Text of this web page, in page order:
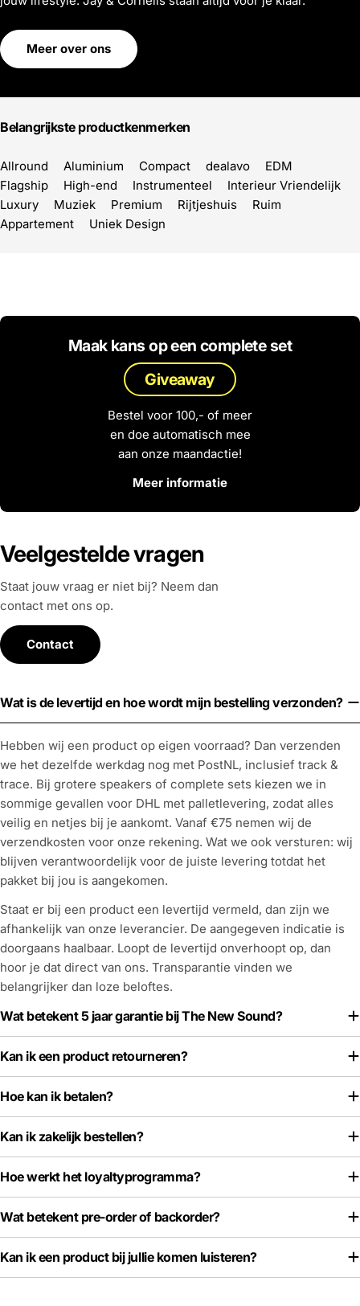
Meer over ons
Belangrijkste productkenmerken
Allround Aluminium Compact dealavo
EDM
Flagship
High-end Instrumenteel
Interieur Vriendelijk
Luxury
Muziek Premium Rijtjeshuis
Ruim
Appartement
Uniek Design
Maak kans op een complete set
Giveaway
Bestel voor 100,- of meer
en doe automatisch mee
aan onze maandactie!
Meer informatie
Veelgestelde vragen
Staat jouw vraag er niet bij? Neem dan
contact met ons op.
Contact
Wat is de levertijd en hoe wordt mijn bestelling verzonden?
Hebben wij een product op eigen voorraad? Dan verzenden
we het dezelfde werkdag nog met PostNL, inclusief track &
trace. Bij grotere speakers of complete sets kiezen we in
sommige gevallen voor DHL met palletlevering, zodat alles
veilig en netjes bij je aankomt. Vanaf €75 nemen wij de
verzendkosten voor onze rekening. Wat we ook versturen: wij
blijven verantwoordelijk voor de juiste levering totdat het
pakket bij jou is aangekomen.
Staat er bij een product een levertijd vermeld, dan zijn we
afhankelijk van onze leverancier. De aangegeven indicatie is
doorgaans haalbaar. Loopt de levertijd onverhoopt op, dan
hoor je dat direct van ons. Transparantie vinden we
belangrijker dan loze beloftes.
Wat betekent 5 jaar garantie bij The New Sound?
Kan ik een product retourneren?
Hoe kan ik betalen?
Kan ik zakelijk bestellen?
Hoe werkt het loyaltyprogramma?
Wat betekent pre-order of backorder?
Kan ik een product bij jullie komen luisteren?